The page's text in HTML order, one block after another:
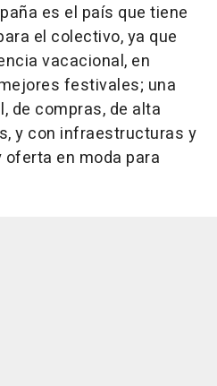
es el país que tiene
el colectivo, ya que
vacacional, en
festivales; una
de compras, de alta
y con infraestructuras y
en moda para